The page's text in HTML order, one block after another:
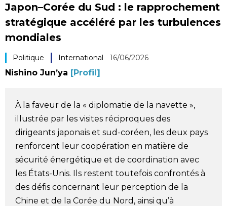
Économie
Société
Culture
Gastronomie
Le japonais
En plus
Données official SNS
Japon–Corée du Sud : le rapprochement
stratégique accéléré par les turbulences
mondiales
Politique International 16/06/2026
Nishino Jun’ya [Profil]
À la faveur de la « diplomatie de la navette »,
illustrée par les visites réciproques des
dirigeants japonais et sud-coréen, les deux pays
renforcent leur coopération en matière de
sécurité énergétique et de coordination avec
les États-Unis. Ils restent toutefois confrontés à
des défis concernant leur perception de la
Chine et de la Corée du Nord, ainsi qu’à